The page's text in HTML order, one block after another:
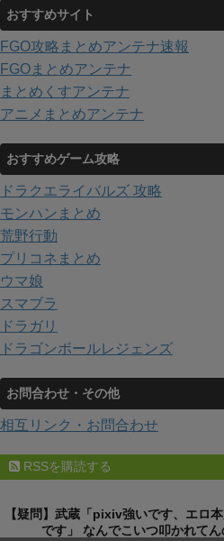
おすすめサイト
FGO攻略まとめアンテナ速報
FGOまとめアンテナ
まとめくすアンテナ
アニメまとめアンテナ
おすすめゲーム攻略
ドラクエライバルズ 攻略
モンハンまとめ
荒野行動
プリコネまとめ
ウマ娘
スマブラ
ドラガリ
ドラゴンボールレジェンズ
お問合わせ・その他
相互リンク・お問合わせ
RSSを購読する
【疑問】武蔵「pixiv強いです、エロ
です」 なんでこいつ叩かれて